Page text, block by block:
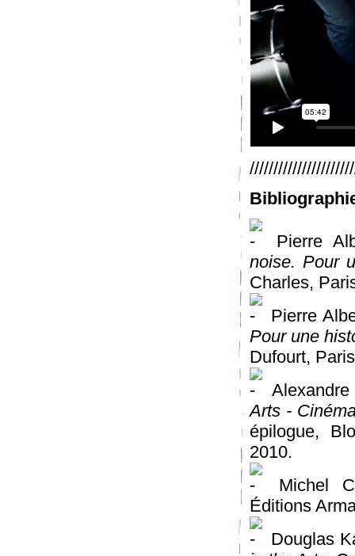
Pierre
noise. Pour
Charles,
Pierre
Pour une
Dufourt,
Arts -
épilogue,
2010.
Michel
Éditions
Douglas